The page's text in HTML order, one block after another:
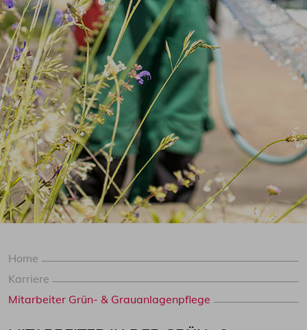
Home
Karriere
Mitarbeiter Grün- & Grauanlagenpflege